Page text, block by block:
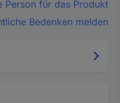
Person für das Produkt
Bedenken melden